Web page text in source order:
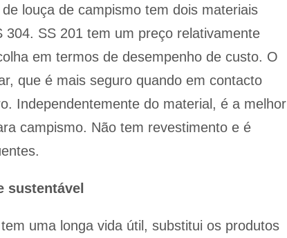
louça de campismo tem dois materiais
SS 201 tem um preço relativamente
em termos de desempenho de custo. O
que é mais seguro quando em contacto
Independentemente do material, é a melhor
campismo. Não tem revestimento e é
sustentável
uma longa vida útil, substitui os produtos